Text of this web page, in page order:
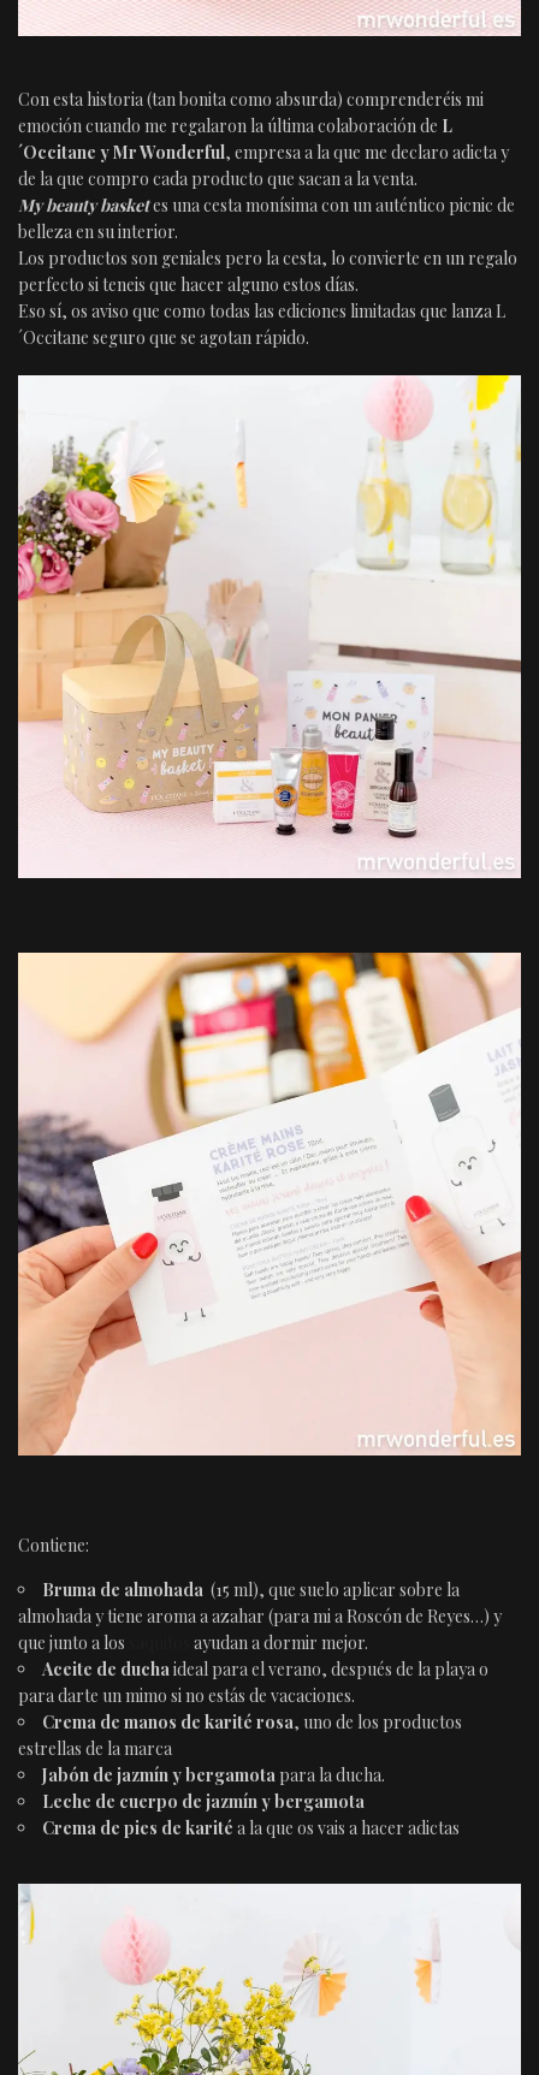
Con esta historia (tan bonita como absurda) comprenderéis mi
emoción cuando me regalaron la última colaboración de L
´Occitane y Mr Wonderful, empresa a la que me declaro adicta y
de la que compro cada producto que sacan a la venta.
My beauty basketes una cesta monísima con un auténtico picnic de
belleza en su interior.
Los productos son geniales pero la cesta, lo convierte en un regalo
perfecto si teneis que hacer alguno estos días.
Eso sí, os aviso que como todas las ediciones limitadas que lanza L
´Occitane seguro que se agotan rápido.
Contiene:
Bruma de almohada (15 ml), que suelo aplicar sobre la
almohada y tiene aroma a azahar (para mi a Roscón de Reyes…) y
que junto a los
ayudan a dormir mejor.
Aceite de duchaideal para el verano, después de la playa o
para darte un mimo si no estás de vacaciones.
Crema de manos de karité rosa, uno de los productos
estrellas de la marca
Jabón de jazmín y bergamota para la ducha.
Leche de cuerpo de jazmín y bergamota
Crema de pies de karité a la que os vais a hacer adictas